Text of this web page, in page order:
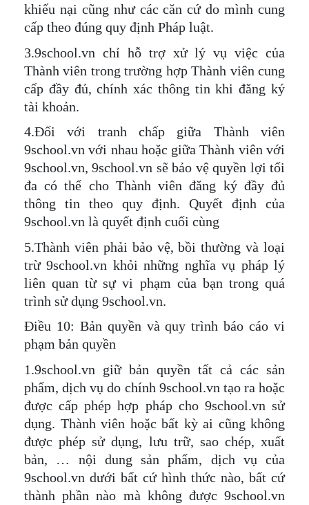
khiếu nại cũng như các căn cứ do mình cung
cấp theo đúng quy định Pháp luật.
3.9school.vn chỉ hỗ trợ xử lý vụ việc của
Thành viên trong trường hợp Thành viên cung
cấp đầy đủ, chính xác thông tin khi đăng ký
tài khoản.
4.Đối với tranh chấp giữa Thành viên
9school.vn với nhau hoặc giữa Thành viên với
9school.vn, 9school.vn sẽ bảo vệ quyền lợi tối
đa có thể cho Thành viên đăng ký đầy đủ
thông tin theo quy định. Quyết định của
9school.vn là quyết định cuối cùng
5.Thành viên phải bảo vệ, bồi thường và loại
trừ 9school.vn khỏi những nghĩa vụ pháp lý
liên quan từ sự vi phạm của bạn trong quá
trình sử dụng 9school.vn.
Điều 10: Bản quyền và quy trình báo cáo vi
phạm bản quyền
1.9school.vn giữ bản quyền tất cả các sản
phẩm, dịch vụ do chính 9school.vn tạo ra hoặc
được cấp phép hợp pháp cho 9school.vn sử
dụng. Thành viên hoặc bất kỳ ai cũng không
được phép sử dụng, lưu trữ, sao chép, xuất
bản, … nội dung sản phẩm, dịch vụ của
9school.vn dưới bất cứ hình thức nào, bất cứ
thành phần nào mà không được 9school.vn